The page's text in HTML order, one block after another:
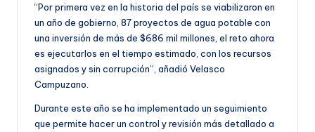
“Por primera vez en la historia del país se viabilizaron en
un año de gobierno, 87 proyectos de agua potable con
una inversión de más de $686 mil millones, el reto ahora
es ejecutarlos en el tiempo estimado, con los recursos
asignados y sin corrupción”, añadió Velasco
Campuzano.
Durante este año se ha implementado un seguimiento
que permite hacer un control y revisión más detallado a